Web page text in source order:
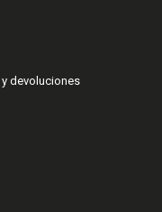
devoluciones